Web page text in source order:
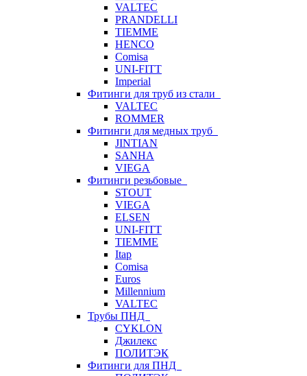
VALTEC
PRANDELLI
TIEMME
HENCO
Comisa
UNI-FITT
Imperial
Фитинги для труб из стали
VALTEC
ROMMER
Фитинги для медных труб
JINTIAN
SANHA
VIEGA
Фитинги резьбовые
STOUT
VIEGA
ELSEN
UNI-FITT
TIEMME
Itap
Comisa
Euros
Millennium
VALTEC
Трубы ПНД
CYKLON
Джилекс
ПОЛИТЭК
Фитинги для ПНД